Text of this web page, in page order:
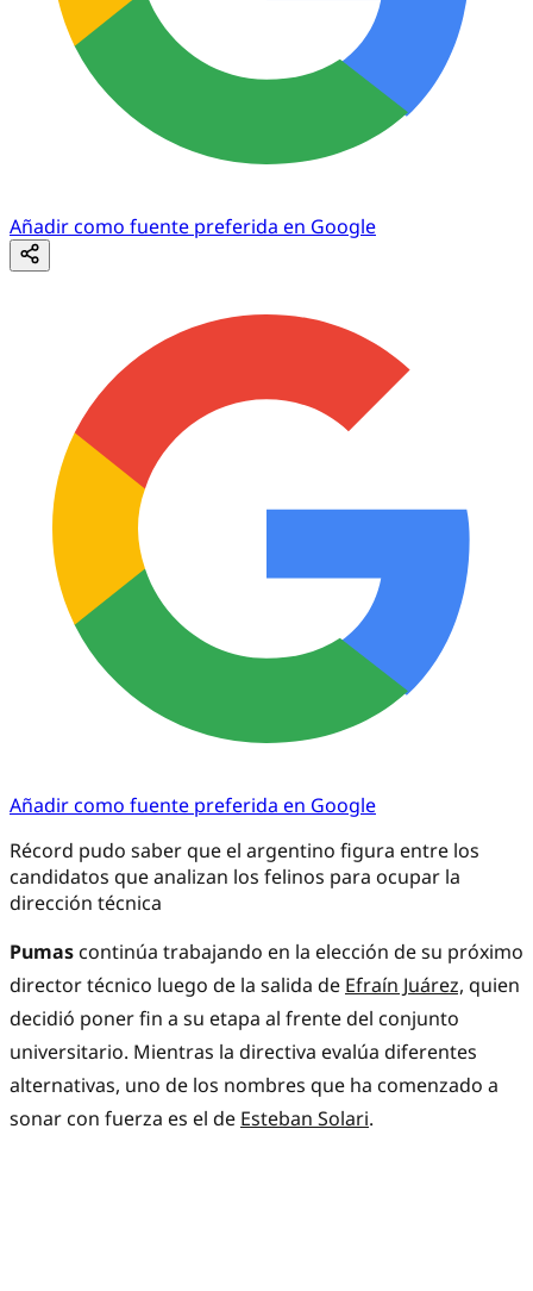
Añadir como fuente preferida en Google
Añadir como fuente preferida en Google
Récord pudo saber que el argentino figura entre los
candidatos que analizan los felinos para ocupar la
dirección técnica
Pumas continúa trabajando en la elección de su próximo
director técnico luego de la salida de Efraín Juárez, quien
decidió poner fin a su etapa al frente del conjunto
universitario. Mientras la directiva evalúa diferentes
alternativas, uno de los nombres que ha comenzado a
sonar con fuerza es el de Esteban Solari.